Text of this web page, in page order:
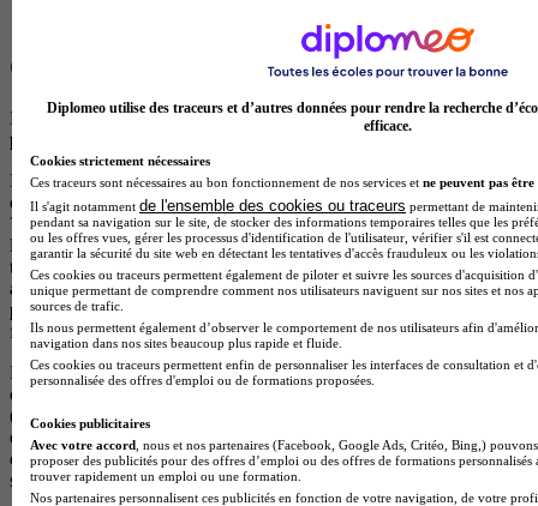
Comment bien choisir ton parcours ?
Le meilleur conseil qu'on puisse te donner ?Prends le temps de te
poser les bonnes questions
Il faut d'abord te pencher sur ce qui te fait vibrer ! Tu te vois plutôt
créer des applications, coder et résoudre des problèmes techniques
? Direction leparcours A. Tu rêves de protéger les systèmes contre
lescyberattaqueset de gérer des infrastructures ? Leparcours B
t'attend. Tu es fasciné par les données massives etl'intelligence
artificielle? Cap sur leparcours C. Tu préfèrescoordonner des
projetset faire le lien entre technique et métier ? Le
fait pour toi.
Pense aussi à tespoints forts et à ta personnalité. Si tu escréatifet
que tu aimes voir le résultat concret de ton travail, le développement
(parcours A) te conviendra parfaitement. Si tu es plutôt
et que tu aimes sécuriser les choses, penche pour le parcours B. Si tu
es bon enmathset que tu aimes analyser, le parcours C est idéal. Et
si tu escommunicant et organisé, le parcours D te correspond !
Diplomeo utilise des traceurs et d’autres données pour rendre la recherche
efficace.
Cookies strictement nécessaires
Ces traceurs sont nécessaires au bon fonctionnement de nos services et ne peuvent pas être
Il s'agit notamment de l'ensemble des cookies ou traceurs permettant de
pendant sa navigation sur le site, de stocker des informations temporaires telles que les
ou les offres vues, gérer les processus d'identification de l'utilisateur, vérifier s'il est
garantir la sécurité du site web en détectant les tentatives d'accès frauduleux ou les
Ces cookies ou traceurs permettent également de piloter et suivre les sources d'acquisition
unique permettant de comprendre comment nos utilisateurs naviguent sur nos sites et nos
sources de trafic.
Ils nous permettent également d’observer le comportement de nos utilisateurs afin
navigation dans nos sites beaucoup plus rapide et fluide.
Ces cookies ou traceurs permettent enfin de personnaliser les interfaces de consultation et
personnalisée des offres d'emploi ou de formations proposées.
Cookies publicitaires
Avec votre accord , nous et nos partenaires (Facebook, Google Ads, Critéo, Bing,)
proposer des publicités pour des offres d’emploi ou des offres de formations
trouver rapidement un emploi ou une formation.
Nos partenaires personnalisent ces publicités en fonction de votre navigation, de votre